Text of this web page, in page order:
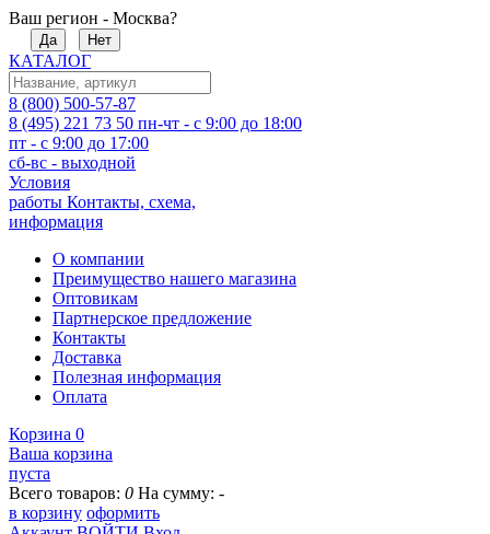
Ваш регион - Москва?
Да Нет
КАТАЛОГ
8 (800) 500-57-87
8 (495) 221 73 50 пн-чт - с 9:00 до 18:00
пт - с 9:00 до 17:00
сб-вс - выходной
Условия
работы Контакты, схема,
информация
О компании
Преимущество нашего магазина
Оптовикам
Партнерское предложение
Контакты
Доставка
Полезная информация
Оплата
Корзина 0
Ваша корзина
пуста
Всего товаров: 0 На сумму: -
в корзину оформить